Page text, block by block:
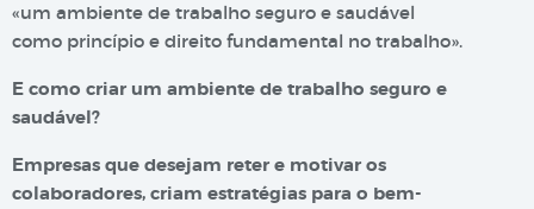
«um ambiente de trabalho seguro e saudável
como princípio e direito fundamental no trabalho».
E como criar um ambiente de trabalho seguro e
saudável?
Empresas que desejam reter e motivar os
colaboradores, criam estratégias para o bem-